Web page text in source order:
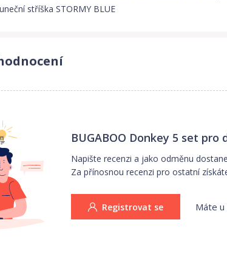
stříška STORMY BLUE
BUGABOO Donkey 5 set
Napište recenzi a jako odměnu
Za přínosnou recenzi pro ostatní
Registrovat se Máte u